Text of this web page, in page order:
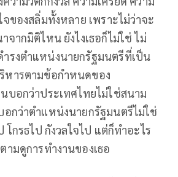
ของสลิ่มทั้งหลาย เพราะไม่ว่าจะ
จากมิติไหน ยังไงเธอก็ไม่ใช่ ไม่
ำรงตำแหน่งนายกรัฐมนตรีที่เป็น
หารตามข้อกำหนดของ
บอกว่าประเทศไทยไม่ใช่สนาม
อกว่าตำแหน่งนายกรัฐมนตรีไม่ใช่
โกรธไป กังวลใจไป แต่ก็ทำอะไร
ามดูการทำงานของเธอ